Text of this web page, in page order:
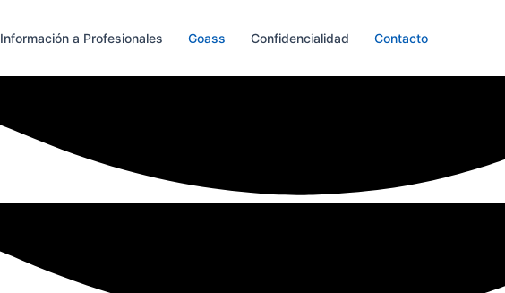
Información a Profesionales Goass Confidencialidad Contacto